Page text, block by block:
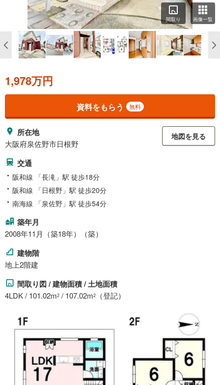
間取り 画像一覧
1,978万円
資料をもらう 無料
所在地
大阪府泉佐野市日根野
地図を見る
交通
阪和線 「長滝」駅 徒歩18分
阪和線 「日根野」駅 徒歩20分
南海線 「泉佐野」駅 徒歩54分
築年月
2008年11月（築18年）（築）
建物階
地上2階建
間取り図 / 建物面積 / 土地面積
4LDK / 101.02m2 / 107.02m2 （登記）